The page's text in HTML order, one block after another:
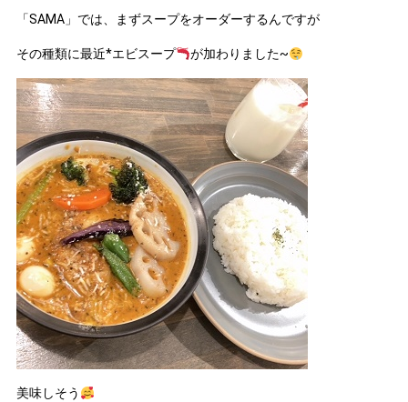
「SAMA」では、まずスープをオーダーするんですが
その種類に最近*エビスープ が加わりました~
美味しそう